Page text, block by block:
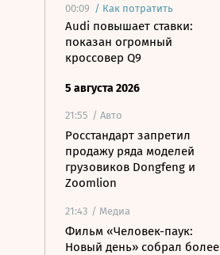
00:09 / Как потратить
Audi повышает ставки:
показан огромный
кроссовер Q9
5 августа 2026
21:55 / Авто
Росстандарт запретил
продажу ряда моделей
грузовиков Dongfeng и
Zoomlion
21:43 / Медиа
Фильм «Человек-паук:
Новый день» собрал более